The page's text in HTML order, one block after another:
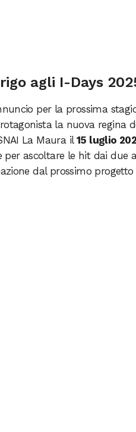
agli I-Days
per la prossima
la nuova regina
La Maura il 15 luglio
per ascoltare le hit dai
dal prossimo progetto